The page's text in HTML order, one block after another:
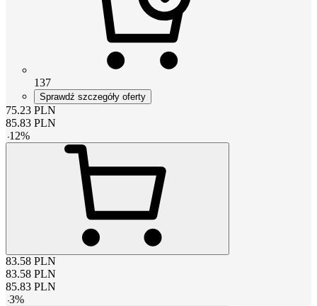
137
Sprawdź szczegóły oferty
75.23 PLN
85.83 PLN
-12%
83.58 PLN
83.58 PLN
85.83 PLN
-3%